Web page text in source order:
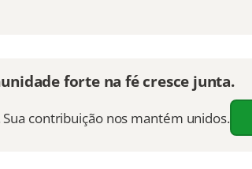
forte na fé cresce junta.
Sua contribuição nos mantém unidos.